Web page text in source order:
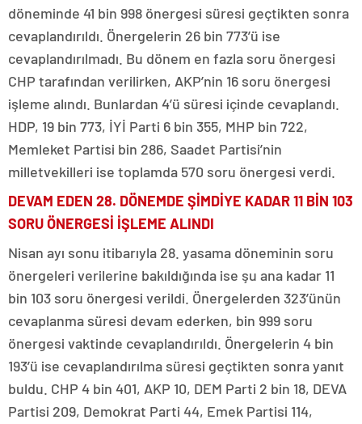
döneminde 41 bin 998 önergesi süresi geçtikten sonra
cevaplandırıldı. Önergelerin 26 bin 773’ü ise
cevaplandırılmadı. Bu dönem en fazla soru önergesi
CHP tarafından verilirken, AKP’nin 16 soru önergesi
işleme alındı. Bunlardan 4’ü süresi içinde cevaplandı.
HDP, 19 bin 773, İYİ Parti 6 bin 355, MHP bin 722,
Memleket Partisi bin 286, Saadet Partisi’nin
milletvekilleri ise toplamda 570 soru önergesi verdi.
DEVAM EDEN 28. DÖNEMDE ŞİMDİYE KADAR 11 BİN 103
SORU ÖNERGESİ İŞLEME ALINDI
Nisan ayı sonu itibarıyla 28. yasama döneminin soru
önergeleri verilerine bakıldığında ise şu ana kadar 11
bin 103 soru önergesi verildi. Önergelerden 323’ünün
cevaplanma süresi devam ederken, bin 999 soru
önergesi vaktinde cevaplandırıldı. Önergelerin 4 bin
193’ü ise cevaplandırılma süresi geçtikten sonra yanıt
buldu. CHP 4 bin 401, AKP 10, DEM Parti 2 bin 18, DEVA
Partisi 209, Demokrat Parti 44, Emek Partisi 114,